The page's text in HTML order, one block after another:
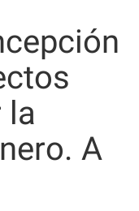
la
A